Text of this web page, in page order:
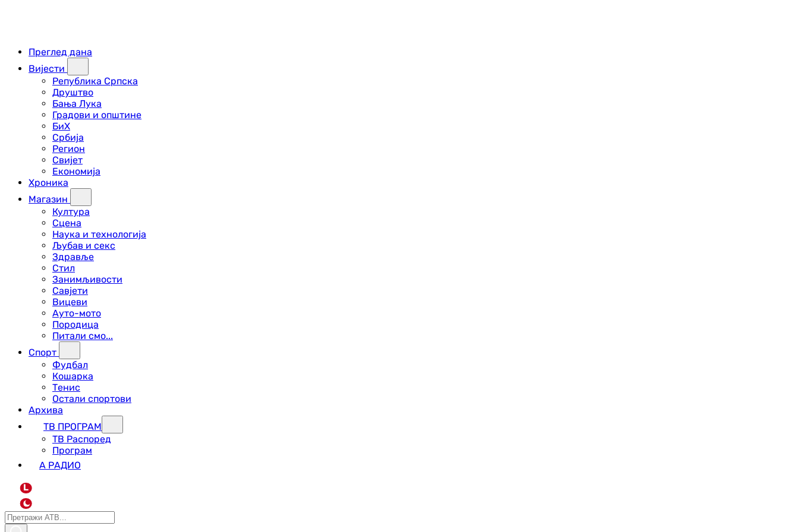
Преглед дана
Вијести
Република Српска
Друштво
Бања Лука
Градови и општине
БиХ
Србија
Регион
Свијет
Економија
Хроника
Магазин
Култура
Сцена
Наука и технологија
Љубав и секс
Здравље
Стил
Занимљивости
Савјети
Вицеви
Ауто-мото
Породица
Питали смо...
Спорт
Фудбал
Кошарка
Тенис
Остали спортови
Архива
ТВ ПРОГРАМ
ТВ Распоред
Програм
А РАДИО
L